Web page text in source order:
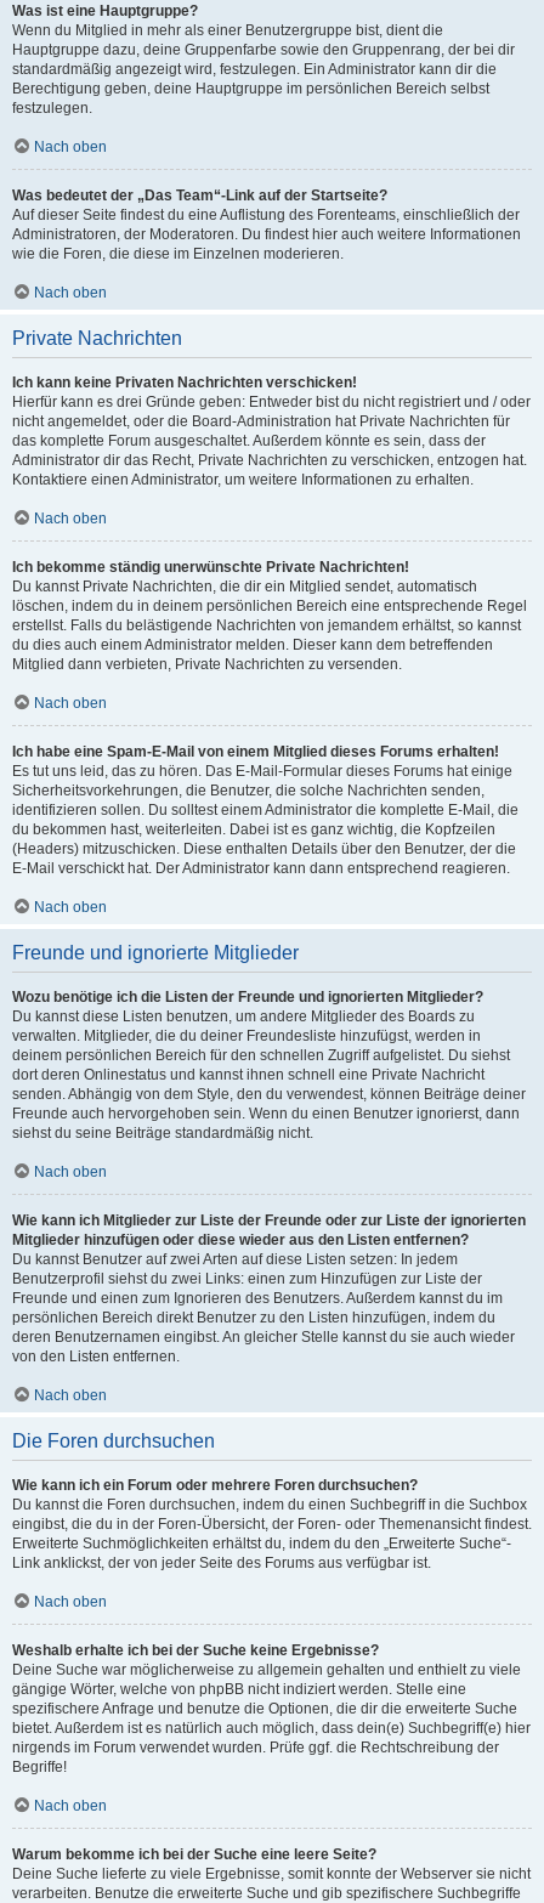
Was ist eine Hauptgruppe?
Wenn du Mitglied in mehr als einer Benutzergruppe bist, dient die
Hauptgruppe dazu, deine Gruppenfarbe sowie den Gruppenrang, der bei dir
standardmäßig angezeigt wird, festzulegen. Ein Administrator kann dir die
Berechtigung geben, deine Hauptgruppe im persönlichen Bereich selbst
festzulegen.
Nach oben
Was bedeutet der „Das Team“-Link auf der Startseite?
Auf dieser Seite findest du eine Auflistung des Forenteams, einschließlich der
Administratoren, der Moderatoren. Du findest hier auch weitere Informationen
wie die Foren, die diese im Einzelnen moderieren.
Nach oben
Private Nachrichten
Ich kann keine Privaten Nachrichten verschicken!
Hierfür kann es drei Gründe geben: Entweder bist du nicht registriert und / oder
nicht angemeldet, oder die Board-Administration hat Private Nachrichten für
das komplette Forum ausgeschaltet. Außerdem könnte es sein, dass der
Administrator dir das Recht, Private Nachrichten zu verschicken, entzogen hat.
Kontaktiere einen Administrator, um weitere Informationen zu erhalten.
Nach oben
Ich bekomme ständig unerwünschte Private Nachrichten!
Du kannst Private Nachrichten, die dir ein Mitglied sendet, automatisch
löschen, indem du in deinem persönlichen Bereich eine entsprechende Regel
erstellst. Falls du belästigende Nachrichten von jemandem erhältst, so kannst
du dies auch einem Administrator melden. Dieser kann dem betreffenden
Mitglied dann verbieten, Private Nachrichten zu versenden.
Nach oben
Ich habe eine Spam-E-Mail von einem Mitglied dieses Forums erhalten!
Es tut uns leid, das zu hören. Das E-Mail-Formular dieses Forums hat einige
Sicherheitsvorkehrungen, die Benutzer, die solche Nachrichten senden,
identifizieren sollen. Du solltest einem Administrator die komplette E-Mail, die
du bekommen hast, weiterleiten. Dabei ist es ganz wichtig, die Kopfzeilen
(Headers) mitzuschicken. Diese enthalten Details über den Benutzer, der die
E-Mail verschickt hat. Der Administrator kann dann entsprechend reagieren.
Nach oben
Freunde und ignorierte Mitglieder
Wozu benötige ich die Listen der Freunde und ignorierten Mitglieder?
Du kannst diese Listen benutzen, um andere Mitglieder des Boards zu
verwalten. Mitglieder, die du deiner Freundesliste hinzufügst, werden in
deinem persönlichen Bereich für den schnellen Zugriff aufgelistet. Du siehst
dort deren Onlinestatus und kannst ihnen schnell eine Private Nachricht
senden. Abhängig von dem Style, den du verwendest, können Beiträge deiner
Freunde auch hervorgehoben sein. Wenn du einen Benutzer ignorierst, dann
siehst du seine Beiträge standardmäßig nicht.
Nach oben
Wie kann ich Mitglieder zur Liste der Freunde oder zur Liste der ignorierten
Mitglieder hinzufügen oder diese wieder aus den Listen entfernen?
Du kannst Benutzer auf zwei Arten auf diese Listen setzen: In jedem
Benutzerprofil siehst du zwei Links: einen zum Hinzufügen zur Liste der
Freunde und einen zum Ignorieren des Benutzers. Außerdem kannst du im
persönlichen Bereich direkt Benutzer zu den Listen hinzufügen, indem du
deren Benutzernamen eingibst. An gleicher Stelle kannst du sie auch wieder
von den Listen entfernen.
Nach oben
Die Foren durchsuchen
Wie kann ich ein Forum oder mehrere Foren durchsuchen?
Du kannst die Foren durchsuchen, indem du einen Suchbegriff in die Suchbox
eingibst, die du in der Foren-Übersicht, der Foren- oder Themenansicht findest.
Erweiterte Suchmöglichkeiten erhältst du, indem du den „Erweiterte Suche“-
Link anklickst, der von jeder Seite des Forums aus verfügbar ist.
Nach oben
Weshalb erhalte ich bei der Suche keine Ergebnisse?
Deine Suche war möglicherweise zu allgemein gehalten und enthielt zu viele
gängige Wörter, welche von phpBB nicht indiziert werden. Stelle eine
spezifischere Anfrage und benutze die Optionen, die dir die erweiterte Suche
bietet. Außerdem ist es natürlich auch möglich, dass dein(e) Suchbegriff(e) hier
nirgends im Forum verwendet wurden. Prüfe ggf. die Rechtschreibung der
Begriffe!
Nach oben
Warum bekomme ich bei der Suche eine leere Seite?
Deine Suche lieferte zu viele Ergebnisse, somit konnte der Webserver sie nicht
verarbeiten. Benutze die erweiterte Suche und gib spezifischere Suchbegriffe